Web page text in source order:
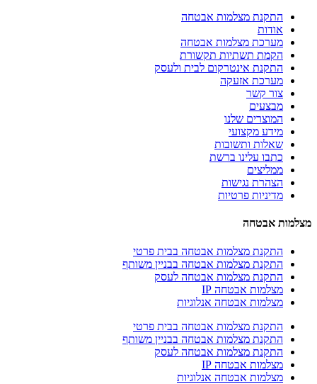
התקנת מצלמות אבטחה
אודות
מערכת מצלמות אבטחה
הקמת תשתיות תקשורת
התקנת אינטרקום לבית ולעסק
מערכת אזעקה
צור קשר
מבצעים
המוצרים שלנו
מידע מקצועי
שאלות ותשובות
כתבו עלינו ברשת
ממליצים
הצהרת נגישות
מדיניות פרטיות
מצלמות אבטחה
התקנת מצלמות אבטחה בבית פרטי
התקנת מצלמות אבטחה בבניין משותף
התקנת מצלמות אבטחה לעסק
מצלמות אבטחה IP
מצלמות אבטחה אנלוגיות
התקנת מצלמות אבטחה בבית פרטי
התקנת מצלמות אבטחה בבניין משותף
התקנת מצלמות אבטחה לעסק
מצלמות אבטחה IP
מצלמות אבטחה אנלוגיות